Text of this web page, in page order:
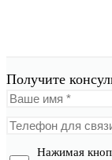
Получите
Нажимая